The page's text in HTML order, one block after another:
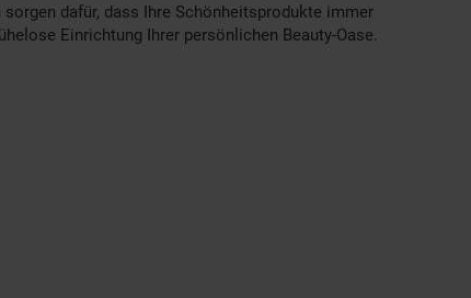
dafür, dass Ihre Schönheitsprodukte immer
Einrichtung Ihrer persönlichen Beauty-Oase.